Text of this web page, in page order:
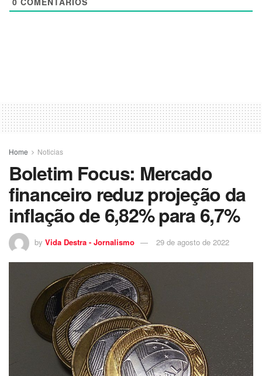
Home Noticias
Boletim Focus: Mercado
financeiro reduz projeção da
inflação de 6,82% para 6,7%
by Vida Destra - Jornalismo 29 de agosto de 2022